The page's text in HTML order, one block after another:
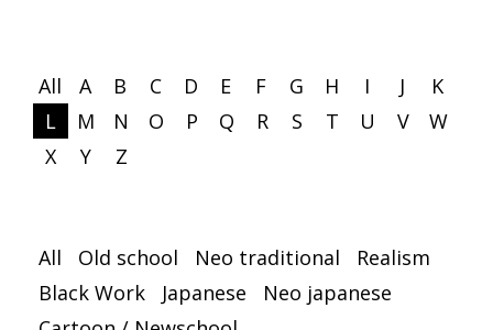
All A B C D E F G H I J
K
L
M N O P Q R S T U V
W
X
Y Z
All Old school Neo traditional
Realism
Black Work
Japanese
Neo japanese